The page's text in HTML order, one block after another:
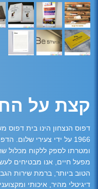
קצת על
דפוס הנצחון הינו בית דפוס
1966 על ידי צעירי
ומטרתו לספק ללקוח מכלול
מפעל חיים, אנו מבטיחים
הטוב ביותר, ברמת שירות
דיגיטלי מהיר, איכותי ומקצועני.